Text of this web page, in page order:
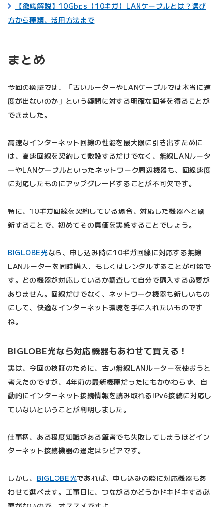
【徹底解説】10Gbps（10ギガ）LANケーブルとは？選び
方から種類、活用方法まで
まとめ
今回の検証では、「古いルーターやLANケーブルでは本当に速
度が出ないのか」という疑問に対する明確な回答を得ることが
できました。
高速なインターネット回線の性能を最大限に引き出すために
は、高速回線を契約して敷設するだけでなく、無線LANルータ
ーやLANケーブルといったネットワーク周辺機器も、回線速度
に対応したものにアップグレードすることが不可欠です。
特に、10ギガ回線を契約している場合、対応した機器へと刷
新することで、初めてその真価を実感することでしょう。
BIGLOBE光なら、申し込み時に10ギガ回線に対応する無線
LANルーターを同時購入、もしくはレンタルすることが可能で
す。どの機器が対応しているか調査して自分で購入する必要が
ありません。回線だけでなく、ネットワーク機器も新しいもの
にして、快適なインターネット環境を手に入れたいものです
ね。
BIGLOBE光なら対応機器もあわせて買える！
実は、今回の検証のために、古い無線LANルーターを使おうと
考えたのですが、4年前の最新機種だったにもかかわらず、自
動的にインターネット接続情報を読み取れるIPv6接続に対応し
ていないということが判明しました。
仕事柄、ある程度知識がある筆者でも失敗してしまうほどイン
ターネット接続機器の選定はシビアです。
しかし、 BIGLOBE光であれば、申し込みの際に対応機器もあ
わせて選べます。工事日に、つながるかどうかドキドキする必